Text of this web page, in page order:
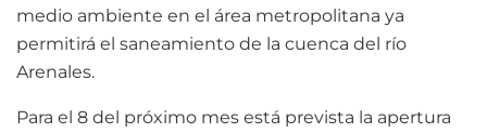
medio ambiente en el área metropolitana ya
permitirá el saneamiento de la cuenca del río
Arenales.
Para el 8 del próximo mes está prevista la apertura